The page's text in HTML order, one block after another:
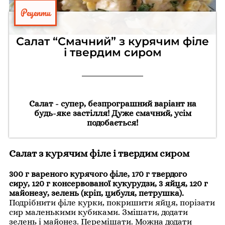
Рецепти
Салат “Смачний” з курячим філе
і твердим сиром
Салат - супер, безпрограшний варіант на
будь-яке застілля! Дуже смачний, усім
подобається!
Салат з курячим філе і твердим сиром
300 г вареного курячого філе, 170 г твердого
сиру, 120 г консервованої кукурудзи, 3 яйця, 120 г
майонезу, зелень (кріп, цибуля, петрушка).
Подрібнити філе курки, покришити яйця, порізати
сир маленькими кубиками. Змішати, додати
зелень і майонез. Перемішати. Можна додати